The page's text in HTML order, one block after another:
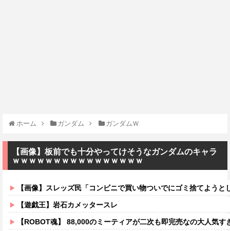
ホーム ガンダム ガンダムＷ
【画像】板前でも十分やってけそうなガンダムのキャラ
ｗｗｗｗｗｗｗｗｗｗｗｗｗｗｗｗ
【画像】スレッズ民「コンビニで買い物ついでにゴミ捨てようとしたら
【遊戯王】岩石カメッタースレ
【ROBOT魂】 88,000のミーティアが二次も即完売なの大人気